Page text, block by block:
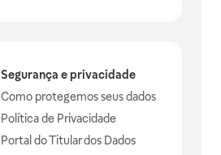
Segurança e privacidade
Como protegemos seus dados
Política de Privacidade
Portal do Titular dos Dados